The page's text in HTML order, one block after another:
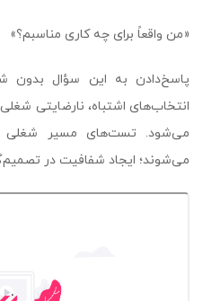
«من واقعاً برای چه کاری مناسبم؟»
پاسخ‌دادن به این سؤال بدون
انتخاب‌های اشتباه، نارضایتی
می‌شود. تست‌های مسیر شغلی
می‌شوند؛ ایجاد شفافیت در